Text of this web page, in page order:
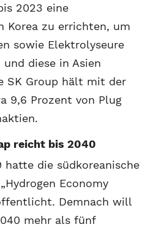
2023 eine
Korea zu errichten, um
sowie Elektrolyseure
diese in Asien
SK Group hält mit der
9,6 Prozent von Plug
reicht bis 2040
hatte die südkoreanische
Economy
Demnach will
mehr als fünf